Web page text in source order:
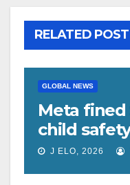
RELATED POST
GLOBAL NEWS
Meta fined
child
social
J ELO, 2026